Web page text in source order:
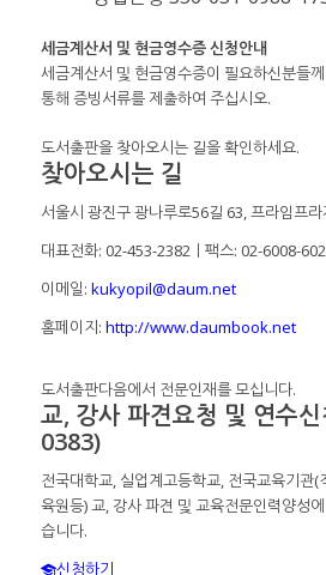
세금계산서 및 현금영수증 신청안내
세금계산서 및 현금영수증이 필요하신분들
통해 증빙서류를 제출하여 주십시오.
도서출판을 찾아오시는 길을 확인하세요.
찾아오시는 길
서울시 광진구 광나루로56길 63, 프라임프
대표전화: 02-453-2382ㅣ팩스: 02-6008-
이메일: kukyopil@daum.net
홈페이지: http://www.daumbook.net
도서출판다음에서 전문인재를 모십니다.
교, 강사 파견요청 및 연수
0383)
전국대학교, 실업계고등학교, 전국교육기관
육원등) 교, 강사 파견 및 교육전문인력양성
습니다.
신청하기